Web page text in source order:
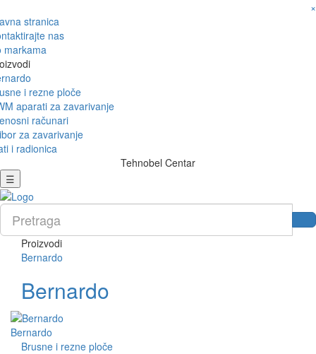
×
stranica
nas
markama
i rezne ploče
aparati za zavarivanje
računari
za zavarivanje
i radionica
Tehnobel Centar
☰
Proizvodi
Bernardo
Bernardo
Bernardo
Brusne i rezne ploče